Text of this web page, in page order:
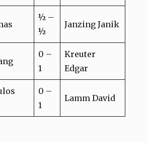
½ –
½
Janzing Janik
0 –
1
Kreuter
Edgar
0 –
1
Lamm David